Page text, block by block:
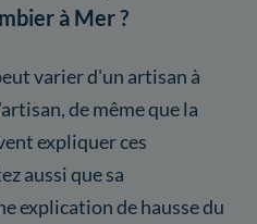
à Mer ?
varier d'un artisan à
de même que la
expliquer ces
aussi que sa
explication de hausse du